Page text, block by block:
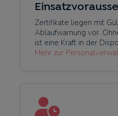
Zertifikate liegen mit
Ablaufwarnung vor.
ist eine Kraft in der
Mehr zur